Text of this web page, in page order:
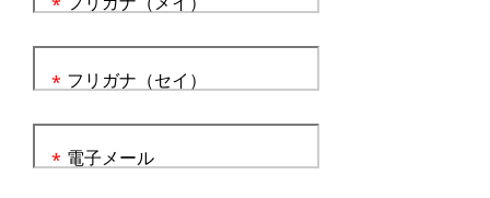
フリガナ（セイ）
*
電子メール
*